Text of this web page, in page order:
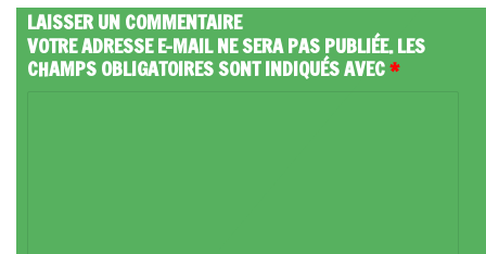
LAISSER UN COMMENTAIRE
VOTRE ADRESSE E-MAIL NE SERA PAS PUBLIÉE.LES
CHAMPS OBLIGATOIRES SONT INDIQUÉS AVEC*